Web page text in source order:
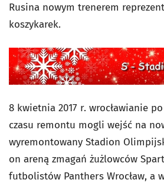
Rusina nowym trenerem
koszykarek.
8 kwietnia 2017 r. wrocławianie
czasu remontu mogli wejść na
wyremontowany Stadion
on areną zmagań żużlowców
futbolistów Panthers Wrocław, a